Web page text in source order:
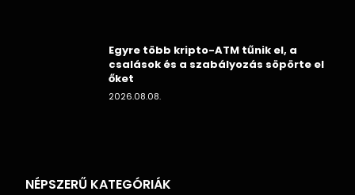
Egyre több kripto-ATM tűnik el, a
csalások és a szabályozás söpörte el
őket
2026.08.08.
NÉPSZERŰ KATEGÓRIÁK